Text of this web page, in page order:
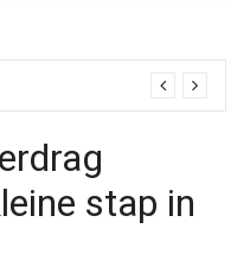
stap in